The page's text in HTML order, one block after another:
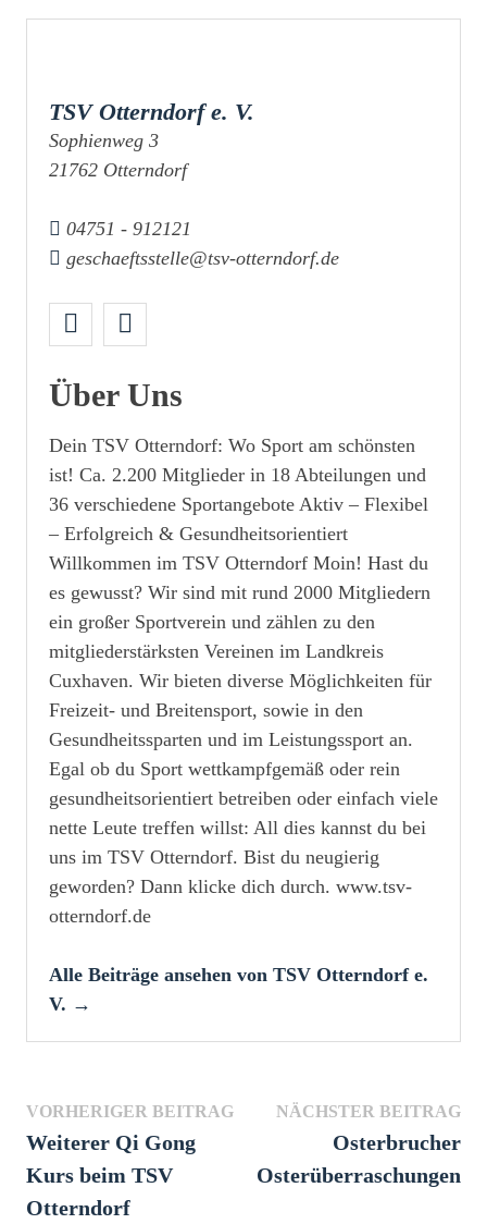
TSV Otterndorf e. V.
Sophienweg 3
21762 Otterndorf
04751 - 912121
geschaeftsstelle@tsv-otterndorf.de
Über Uns
Dein TSV Otterndorf: Wo Sport am schönsten
ist! Ca. 2.200 Mitglieder in 18 Abteilungen und
36 verschiedene Sportangebote Aktiv – Flexibel
– Erfolgreich & Gesundheitsorientiert
Willkommen im TSV Otterndorf Moin! Hast du
es gewusst? Wir sind mit rund 2000 Mitgliedern
ein großer Sportverein und zählen zu den
mitgliederstärksten Vereinen im Landkreis
Cuxhaven. Wir bieten diverse Möglichkeiten für
Freizeit- und Breitensport, sowie in den
Gesundheitssparten und im Leistungssport an.
Egal ob du Sport wettkampfgemäß oder rein
gesundheitsorientiert betreiben oder einfach viele
nette Leute treffen willst: All dies kannst du bei
uns im TSV Otterndorf. Bist du neugierig
geworden? Dann klicke dich durch. www.tsv-
otterndorf.de
Alle Beiträge ansehen von TSV Otterndorf e.
V. →
Beitragsnavigation
VORHERIGER BEITRAGVorheriger
Weiterer Qi Gong
Kurs beim TSV
Otterndorf
NÄCHSTER BEITRAG
Osterbrucher
Osterüberraschungen